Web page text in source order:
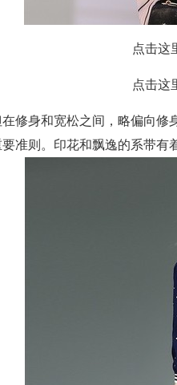
点击
点击
修身和宽松之间，略偏向修
准则。印花和飘逸的系带